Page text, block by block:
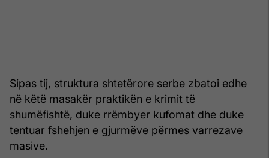
Sipas tij, struktura shtetërore serbe zbatoi edhe
në këtë masakër praktikën e krimit të
shumëfishtë, duke rrëmbyer kufomat dhe duke
tentuar fshehjen e gjurmëve përmes varrezave
masive.